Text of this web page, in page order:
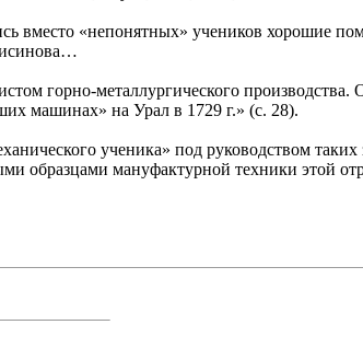
вместо «непонятных» учеников хорошие
горно-металлургического
машинах» на Урал в 1729 г.» (с. 28).
ученика» под руководством
образцами мануфактурной техники этой